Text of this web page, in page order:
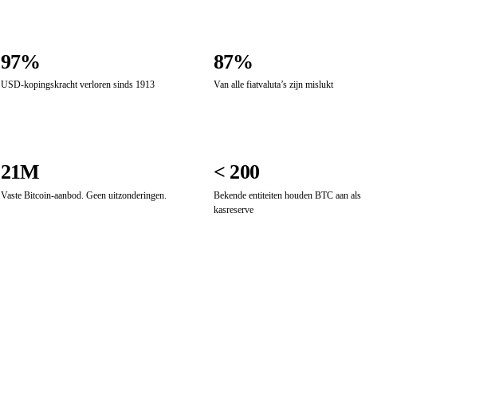
97%
USD-kopingskracht verloren sinds 1913
87%
Van alle fiatvaluta’s zijn mislukt
21M
Vaste Bitcoin-aanbod. Geen uitzonderingen.
< 200
Bekende entiteiten houden BTC aan als
kasreserve